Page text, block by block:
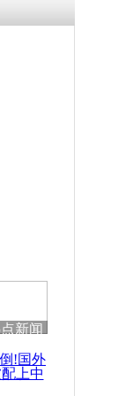
万人欢
新闻
!国外
上中